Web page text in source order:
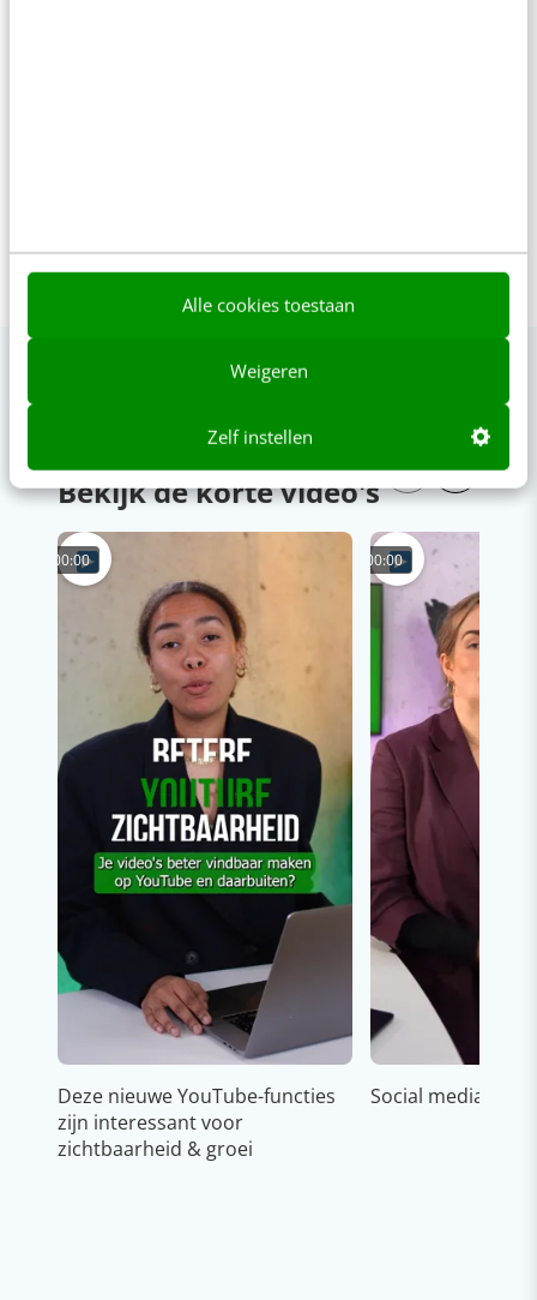
Alle cookies toestaan
Weigeren
Zelf instellen
VIDEO SHORTS
Bekijk de korte video's
00:00
Deze nieuwe YouTube-functies
zijn interessant voor
zichtbaarheid & groei
00:00
Social media